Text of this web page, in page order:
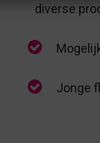
diverse
Jonge